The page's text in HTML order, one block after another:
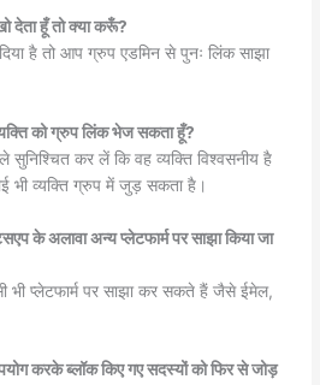
देता हूँ तो क्या करूँ?
है तो आप ग्रुप एडमिन से पुनः लिंक साझा
को ग्रुप लिंक भेज सकता हूँ?
सुनिश्चित कर लें कि वह व्यक्ति विश्वसनीय है
भी व्यक्ति ग्रुप में जुड़ सकता है।
के अलावा अन्य प्लेटफार्म पर साझा किया जा
भी प्लेटफार्म पर साझा कर सकते हैं जैसे ईमेल,
करके ब्लॉक किए गए सदस्यों को फिर से जोड़